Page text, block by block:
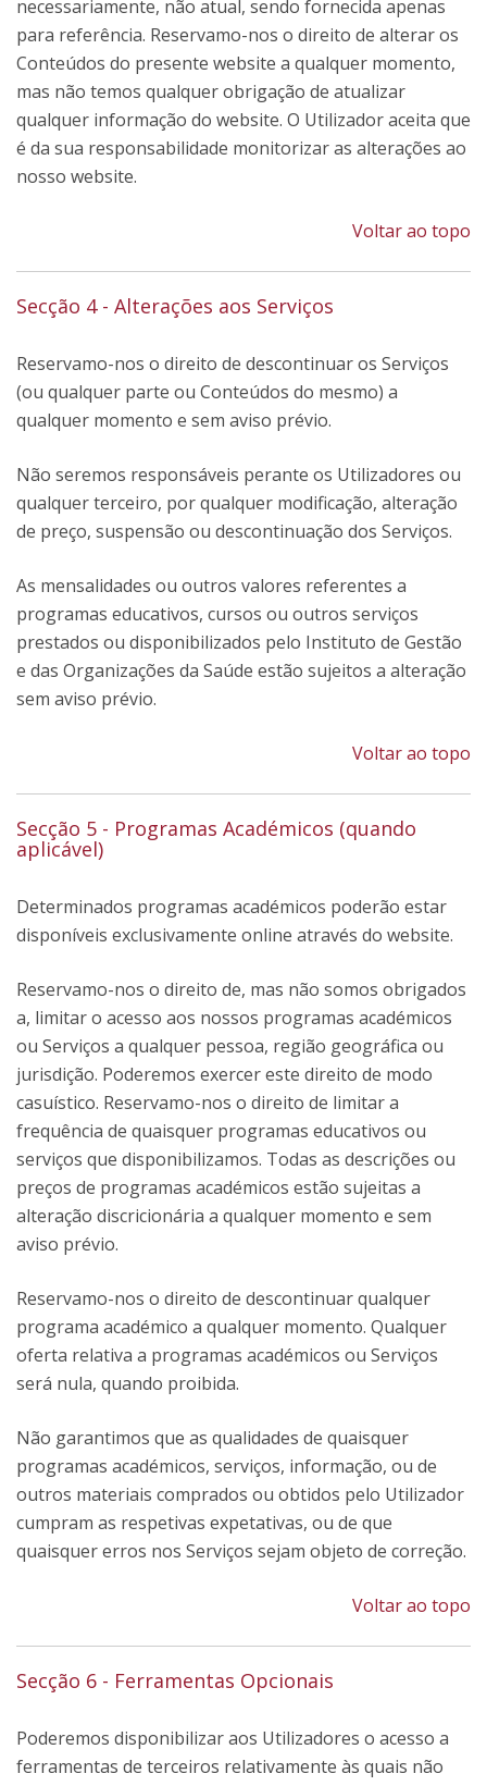
necessariamente, não atual, sendo fornecida apenas
para referência. Reservamo-nos o direito de alterar os
Conteúdos do presente website a qualquer momento,
mas não temos qualquer obrigação de atualizar
qualquer informação do website. O Utilizador aceita que
é da sua responsabilidade monitorizar as alterações ao
nosso website.
Voltar ao topo
Secção 4 - Alterações aos Serviços
Reservamo-nos o direito de descontinuar os Serviços
(ou qualquer parte ou Conteúdos do mesmo) a
qualquer momento e sem aviso prévio.
Não seremos responsáveis perante os Utilizadores ou
qualquer terceiro, por qualquer modificação, alteração
de preço, suspensão ou descontinuação dos Serviços.
As mensalidades ou outros valores referentes a
programas educativos, cursos ou outros serviços
prestados ou disponibilizados pelo Instituto de Gestão
e das Organizações da Saúde estão sujeitos a alteração
sem aviso prévio.
Voltar ao topo
Secção 5 - Programas Académicos (quando
aplicável)
Determinados programas académicos poderão estar
disponíveis exclusivamente online através do website.
Reservamo-nos o direito de, mas não somos obrigados
a, limitar o acesso aos nossos programas académicos
ou Serviços a qualquer pessoa, região geográfica ou
jurisdição. Poderemos exercer este direito de modo
casuístico. Reservamo-nos o direito de limitar a
frequência de quaisquer programas educativos ou
serviços que disponibilizamos. Todas as descrições ou
preços de programas académicos estão sujeitas a
alteração discricionária a qualquer momento e sem
aviso prévio.
Reservamo-nos o direito de descontinuar qualquer
programa académico a qualquer momento. Qualquer
oferta relativa a programas académicos ou Serviços
será nula, quando proibida.
Não garantimos que as qualidades de quaisquer
programas académicos, serviços, informação, ou de
outros materiais comprados ou obtidos pelo Utilizador
cumpram as respetivas expetativas, ou de que
quaisquer erros nos Serviços sejam objeto de correção.
Voltar ao topo
Secção 6 - Ferramentas Opcionais
Poderemos disponibilizar aos Utilizadores o acesso a
ferramentas de terceiros relativamente às quais não